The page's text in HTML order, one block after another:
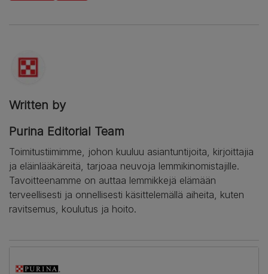
Written by
Purina Editorial Team
Toimitustiimimme, johon kuuluu asiantuntijoita, kirjoittajia
ja eläinlääkäreitä, tarjoaa neuvoja lemmikinomistajille.
Tavoitteenamme on auttaa lemmikkejä elämään
terveellisesti ja onnellisesti käsittelemällä aiheita, kuten
ravitsemus, koulutus ja hoito.